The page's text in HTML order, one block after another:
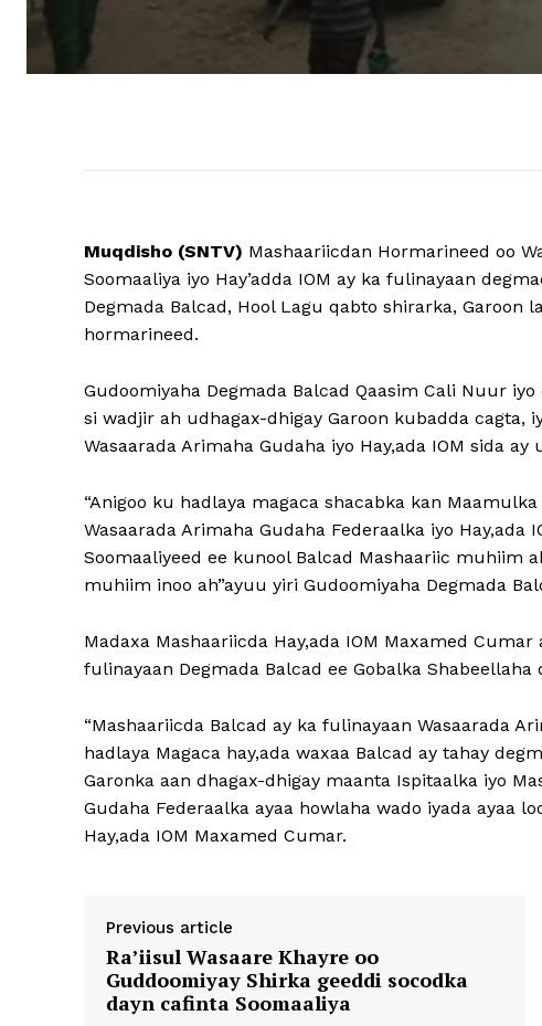
Muqdisho (SNTV) Mashaariicdan Hormarineed oo
Soomaaliya iyo Hay’adda IOM ay ka fulinayaan
Degmada Balcad, Hool Lagu qabto shirarka, Garoon
hormarineed.
Gudoomiyaha Degmada Balcad Qaasim Cali Nuur
si wadjir ah udhagax-dhigay Garoon kubadda cagta,
Wasaarada Arimaha Gudaha iyo Hay,ada IOM sida
“Anigoo ku hadlaya magaca shacabka kan
Wasaarada Arimaha Gudaha Federaalka iyo
Soomaaliyeed ee kunool Balcad Mashaariic muhiim
muhiim inoo ah”ayuu yiri Gudoomiyaha Degmada
Madaxa Mashaariicda Hay,ada IOM Maxamed
fulinayaan Degmada Balcad ee Gobalka Shabeellaha
“Mashaariicda Balcad ay ka fulinayaan Wasaarada
hadlaya Magaca hay,ada waxaa Balcad ay tahay
Garonka aan dhagax-dhigay maanta Ispitaalka iyo
Gudaha Federaalka ayaa howlaha wado iyada ayaa
Hay,ada IOM Maxamed Cumar.
Previous article
Ra’iisul Wasaare Khayre oo
Guddoomiyay Shirka geeddi socodka
dayn cafinta Soomaaliya